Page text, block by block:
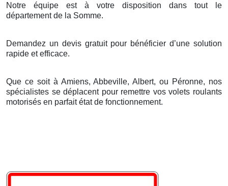
Notre équipe est à votre disposition dans tout le
département de la Somme.
Demandez un devis gratuit pour bénéficier d’une solution
rapide et efficace.
Que ce soit à Amiens, Abbeville, Albert, ou Péronne, nos
spécialistes se déplacent pour remettre vos volets roulants
motorisés en parfait état de fonctionnement.